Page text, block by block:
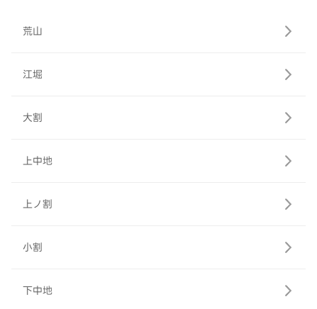
荒山
江堀
大割
上中地
上ノ割
小割
下中地